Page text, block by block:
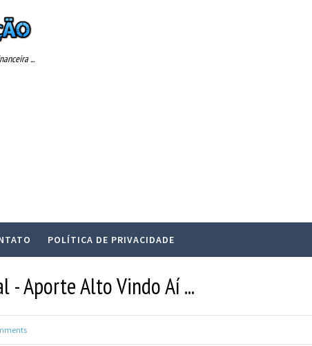
...
POLÍTICA DE PRIVACIDADE
- Aporte Alto Vindo Aí ...